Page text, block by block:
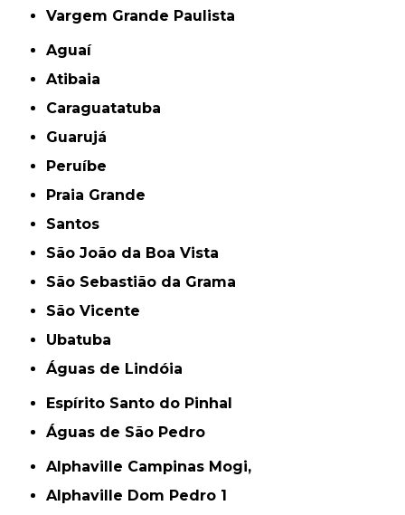
Vargem Grande Paulista
Aguaí
Atibaia
Caraguatatuba
Guarujá
Peruíbe
Praia Grande
Santos
São João da Boa Vista
São Sebastião da Grama
São Vicente
Ubatuba
Águas de Lindóia
Espírito Santo do Pinhal
Águas de São Pedro
Alphaville Campinas Mogi,
Alphaville Dom Pedro 1